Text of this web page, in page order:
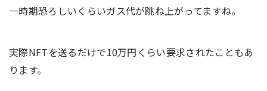
一時期恐ろしいくらいガス代が跳ね上がってますね。
実際NFTを送るだけで10万円くらい要求されたこともあ
ります。